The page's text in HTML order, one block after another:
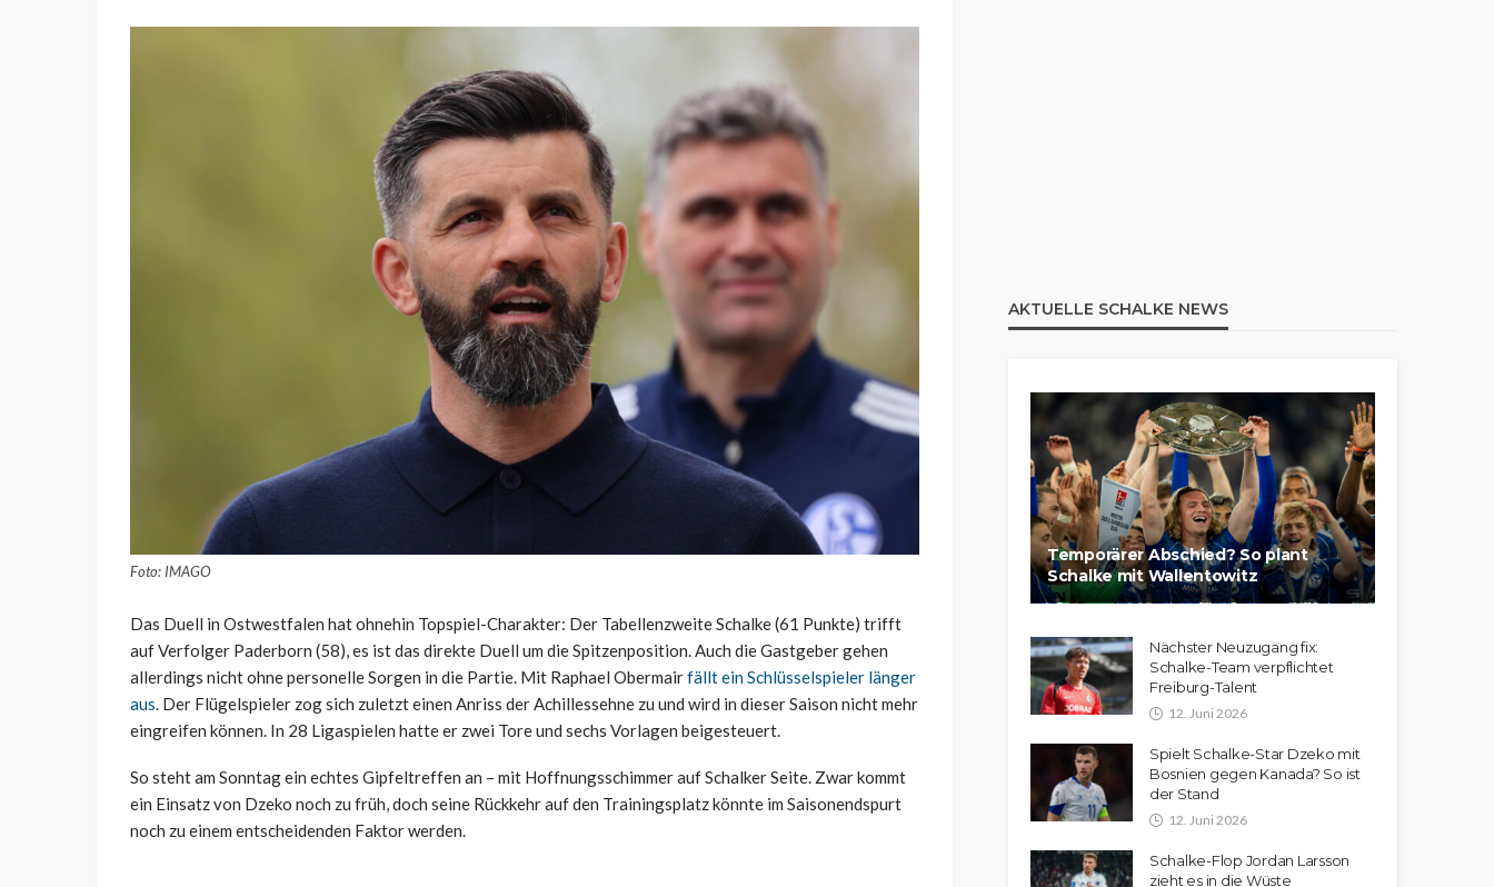
Foto: IMAGO
Das Duell in Ostwestfalen hat ohnehin Topspiel-Charakter: Der Tabellenzweite Schalke (61 Punkte) trifft
auf Verfolger Paderborn (58), es ist das direkte Duell um die Spitzenposition. Auch die Gastgeber gehen
allerdings nicht ohne personelle Sorgen in die Partie. Mit Raphael Obermairfällt ein Schlüsselspieler länger
aus . Der Flügelspieler zog sich zuletzt einen Anriss der Achillessehne zu und wird in dieser Saison nicht mehr
eingreifen können. In 28 Ligaspielen hatte er zwei Tore und sechs Vorlagen beigesteuert.
So steht am Sonntag ein echtes Gipfeltreffen an – mit Hoffnungsschimmer auf Schalker Seite. Zwar kommt
ein Einsatz von Dzeko noch zu früh, doch seine Rückkehr auf den Trainingsplatz könnte im Saisonendspurt
noch zu einem entscheidenden Faktor werden.
AKTUELLE SCHALKE NEWS
Temporärer Abschied? So plant
Schalke mit Wallentowitz
Nächster Neuzugang fix:
Schalke-Team verpflichtet
Freiburg-Talent
12. Juni 2026
Spielt Schalke-Star Dzeko mit
Bosnien gegen Kanada? So ist
der Stand
12. Juni 2026
Schalke-Flop Jordan Larsson
zieht es in die Wüste